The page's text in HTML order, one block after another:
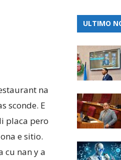
na
sconde. E
placa pero
e sitio.
cu nan y a
ULTIMO